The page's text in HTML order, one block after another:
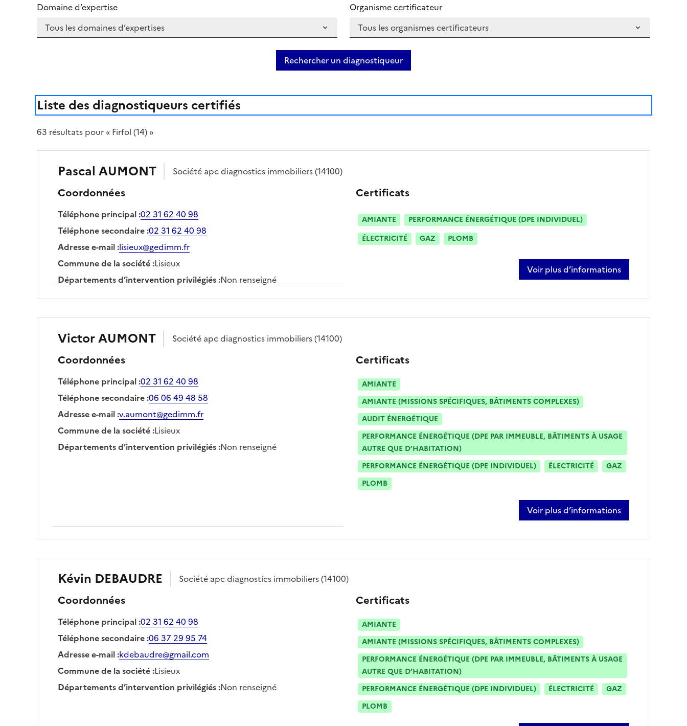
Domaine d’expertise Organisme certificateur
Rechercher un diagnostiqueur
Liste des diagnostiqueurs certifiés
63 résultats pour « Firfol (14) »
Pascal AUMONT Société apc diagnostics immobiliers(14100)
Coordonnées
Téléphone principal:02 31 62 40 98
Téléphone secondaire:02 31 62 40 98
Adresse e-mail:lisieux@gedimm.fr
Commune de la société:Lisieux
Départements d’intervention privilégiés:Non renseigné
Certificats
AMIANTE
PERFORMANCE ÉNERGÉTIQUE (DPE INDIVIDUEL)
ÉLECTRICITÉ
GAZ PLOMB
Voir plus d’informations
sur pascal aumont
VictorAUMONT Société apc diagnostics immobiliers(14100)
Coordonnées
Téléphone principal:02 31 62 40 98
Téléphone secondaire:06 06 49 48 58
Adresse e-mail:v.aumont@gedimm.fr
Commune de la société:Lisieux
Départements d’intervention privilégiés:Non renseigné
Certificats
AMIANTE
AMIANTE (MISSIONS SPÉCIFIQUES, BÂTIMENTS COMPLEXES)
AUDIT ÉNERGÉTIQUE
PERFORMANCE ÉNERGÉTIQUE (DPE PAR IMMEUBLE, BÂTIMENTS À USAGE
AUTRE QUE D’HABITATION)
PERFORMANCE ÉNERGÉTIQUE (DPE INDIVIDUEL)
ÉLECTRICITÉ
GAZ
PLOMB
Voir plus d’informations
sur victor aumont
Kévin DEBAUDRE Société apc diagnostics immobiliers(14100)
Coordonnées
Téléphone principal:02 31 62 40 98
Téléphone secondaire:06 37 29 95 74
Adresse e-mail:kdebaudre@gmail.com
Commune de la société:Lisieux
Départements d’intervention privilégiés:Non renseigné
Certificats
AMIANTE
AMIANTE (MISSIONS SPÉCIFIQUES, BÂTIMENTS COMPLEXES)
PERFORMANCE ÉNERGÉTIQUE (DPE PAR IMMEUBLE, BÂTIMENTS À USAGE
AUTRE QUE D’HABITATION)
PERFORMANCE ÉNERGÉTIQUE (DPE INDIVIDUEL)
ÉLECTRICITÉ
GAZ
PLOMB